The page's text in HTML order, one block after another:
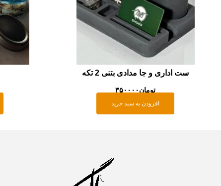
ست اداری و جا مدادی بتنی 2 تکه
تومان۳۵۰۰۰۰
افزودن به سبد خرید